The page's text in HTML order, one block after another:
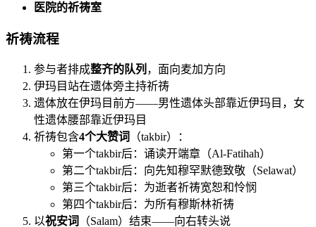
医院的祈祷室
祈祷流程
参与者排成整齐的队列 ，面向麦加方向
伊玛目站在遗体旁主持祈祷
遗体放在伊玛目前方——男性遗体头部靠近伊玛目，女
性遗体腰部靠近伊玛目
祈祷包含4个大赞词
（takbir）：
第一个takbir后：诵读开端章（Al-Fatihah）
第二个takbir后：向先知穆罕默德致敬（Selawat）
第三个takbir后：为逝者祈祷宽恕和怜悯
第四个takbir后：为所有穆斯林祈祷
以祝安词
（Salam）结束——向右转头说